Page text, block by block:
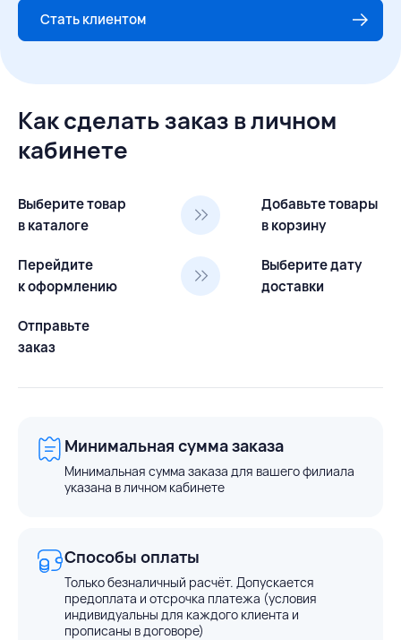
Стать клиентом
Как сделать заказ в личном
кабинете
Выберите товар
в каталоге
Добавьте товары
в корзину
Перейдите
к оформлению
Выберите дату
доставки
Отправьте
заказ
Минимальная сумма заказа
Минимальная сумма заказа для вашего филиала
указана в личном кабинете
Способы оплаты
Только безналичный расчёт. Допускается
предоплата и отсрочка платежа (условия
индивидуальны для каждого клиента и
прописаны в договоре)